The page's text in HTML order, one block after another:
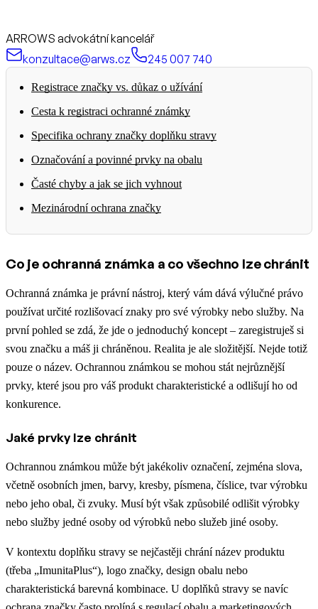
ARROWS advokátní kancelář
konzultace@arws.cz
245 007 740
Registrace značky vs. důkaz o užívání
Cesta k registraci ochranné známky
Specifika ochrany značky doplňku stravy
Označování a povinné prvky na obalu
Časté chyby a jak se jich vyhnout
Mezinárodní ochrana značky
Co je ochranná známka a co všechno lze chránit
Ochranná známka je právní nástroj, který vám dává výlučné právo
používat určité rozlišovací znaky pro své výrobky nebo služby. Na
první pohled se zdá, že jde o jednoduchý koncept – zaregistruješ si
svou značku a máš ji chráněnou. Realita je ale složitější. Nejde totiž
pouze o název. Ochrannou známkou se mohou stát nejrůznější
prvky, které jsou pro váš produkt charakteristické a odlišují ho od
konkurence.
Jaké prvky lze chránit
Ochrannou známkou může být jakékoliv označení, zejména slova,
včetně osobních jmen, barvy, kresby, písmena, číslice, tvar výrobku
nebo jeho obal, či zvuky. Musí být však způsobilé odlišit výrobky
nebo služby jedné osoby od výrobků nebo služeb jiné osoby.
V kontextu doplňku stravy se nejčastěji chrání název produktu
(třeba „ImunitaPlus“), logo značky, design obalu nebo
charakteristická barevná kombinace. U doplňků stravy se navíc